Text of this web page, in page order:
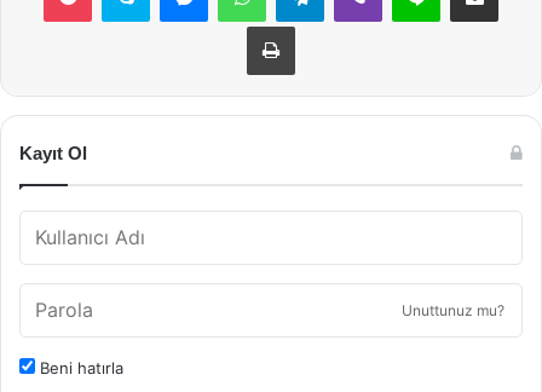
Yazdır
Kayıt Ol
Unuttunuz mu?
Beni hatırla